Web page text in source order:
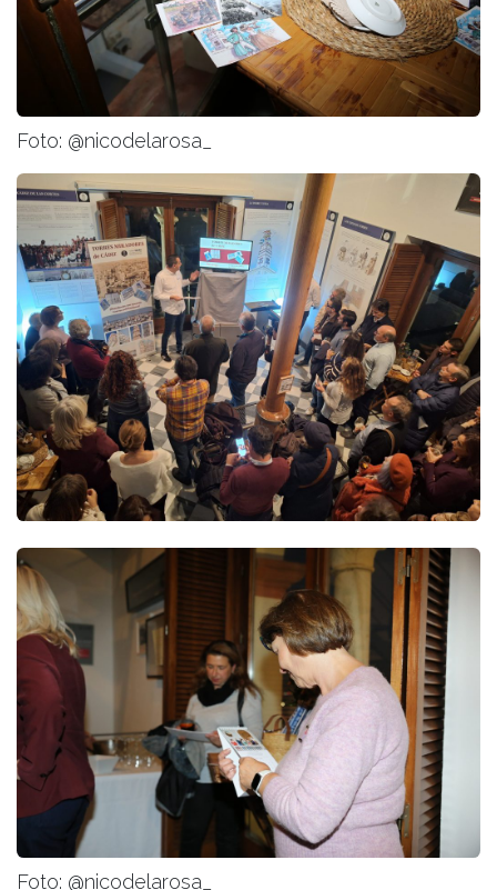
Foto: @nicodelarosa_
Foto: @nicodelarosa_